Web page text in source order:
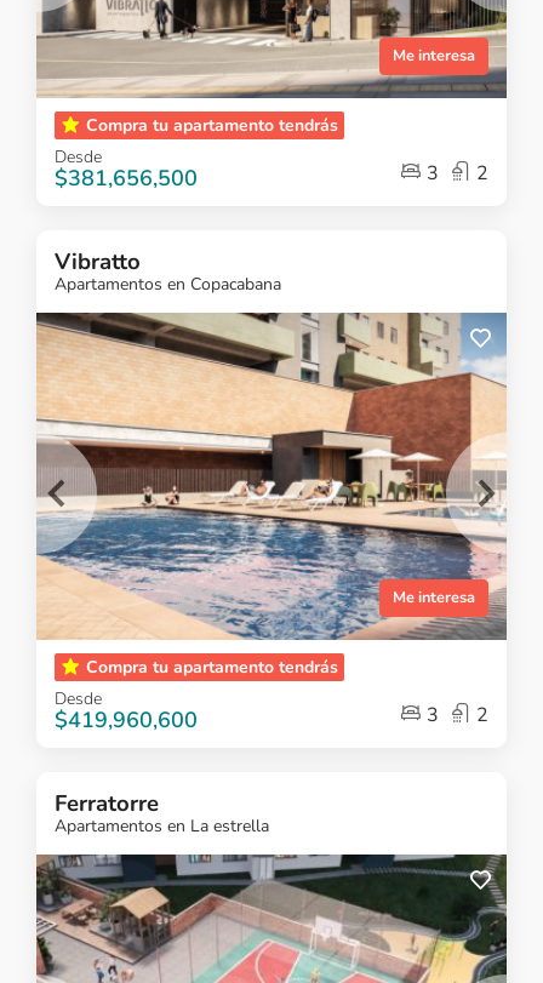
Me interesa
Item
Compra tu apartamento tendrás
Desde
$381,656,500 3 2
Vibratto
Apartamentos en Copacabana
Me interesa
Item
Compra tu apartamento tendrás
Desde
$419,960,600 3 2
Ferratorre
Apartamentos en La estrella